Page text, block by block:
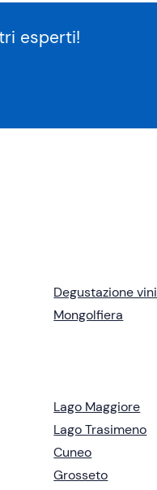
esperti!
Degustazione vini
Mongolfiera
Lago Maggiore
Lago Trasimeno
Cuneo
Grosseto